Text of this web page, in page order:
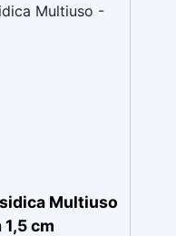
Multiuso
cm